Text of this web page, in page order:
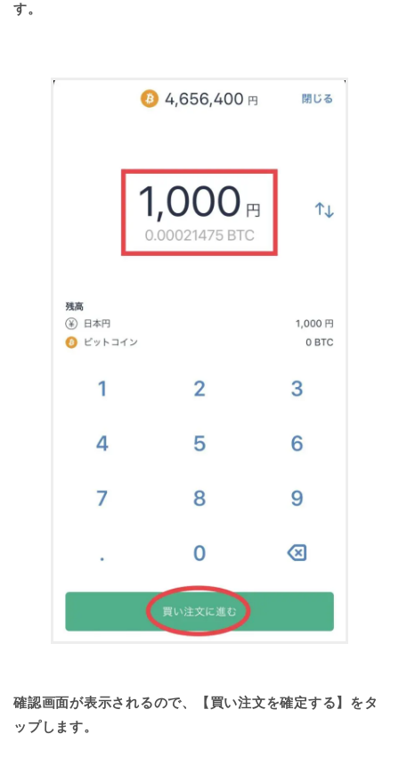
す。
確認画面が表示されるので、【買い注文を確定する】をタ
ップします。